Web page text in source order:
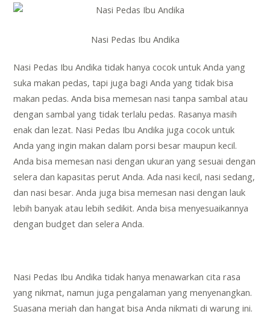
Nasi Pedas Ibu Andika
Nasi Pedas Ibu Andika tidak hanya cocok untuk Anda yang
suka makan pedas, tapi juga bagi Anda yang tidak bisa
makan pedas. Anda bisa memesan nasi tanpa sambal atau
dengan sambal yang tidak terlalu pedas. Rasanya masih
enak dan lezat. Nasi Pedas Ibu Andika juga cocok untuk
Anda yang ingin makan dalam porsi besar maupun kecil.
Anda bisa memesan nasi dengan ukuran yang sesuai dengan
selera dan kapasitas perut Anda. Ada nasi kecil, nasi sedang,
dan nasi besar. Anda juga bisa memesan nasi dengan lauk
lebih banyak atau lebih sedikit. Anda bisa menyesuaikannya
dengan budget dan selera Anda.
Nasi Pedas Ibu Andika tidak hanya menawarkan cita rasa
yang nikmat, namun juga pengalaman yang menyenangkan.
Suasana meriah dan hangat bisa Anda nikmati di warung ini.